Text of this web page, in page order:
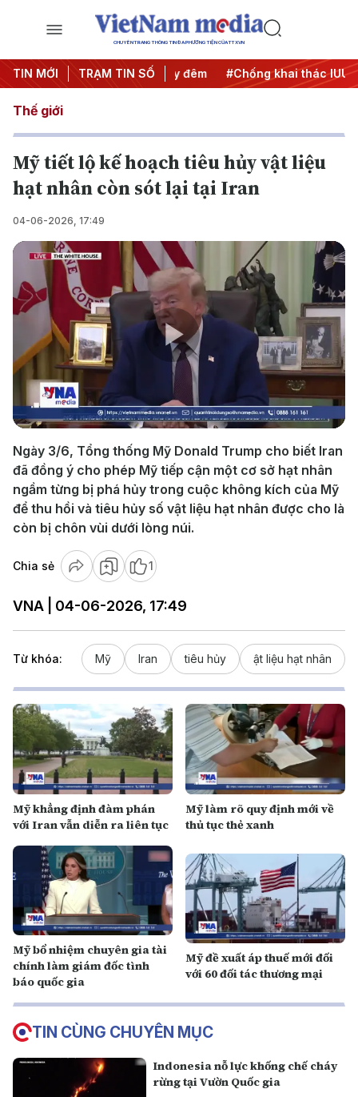
CHUYÊN TRANG THÔNG TIN ĐA PHƯƠNG TIỆN CỦA TTXVN
TIN MỚI TRẠM TIN SỐ
#Chiến dịch 500 ngày đêm #Chống khai thác IUU
Thế giới
Mỹ tiết lộ kế hoạch tiêu hủy vật liệu
hạt nhân còn sót lại tại Iran
04-06-2026, 17:49
Play
Video
Ngày 3/6, Tổng thống Mỹ Donald Trump cho biết Iran
đã đồng ý cho phép Mỹ tiếp cận một cơ sở hạt nhân
ngầm từng bị phá hủy trong cuộc không kích của Mỹ
để thu hồi và tiêu hủy số vật liệu hạt nhân được cho là
còn bị chôn vùi dưới lòng núi.
Chia sẻ 1
VNA | 04-06-2026, 17:49
Từ khóa: Mỹ Iran tiêu hủy ật liệu hạt nhân
Mỹ khẳng định đàm phán
với Iran vẫn diễn ra liên tục
Mỹ làm rõ quy định mới về
thủ tục thẻ xanh
Mỹ bổ nhiệm chuyên gia tài
chính làm giám đốc tình
báo quốc gia
Mỹ đề xuất áp thuế mới đối
với 60 đối tác thương mại
TIN CÙNG CHUYÊN MỤC
Indonesia nỗ lực khống chế cháy
rừng tại Vườn Quốc gia